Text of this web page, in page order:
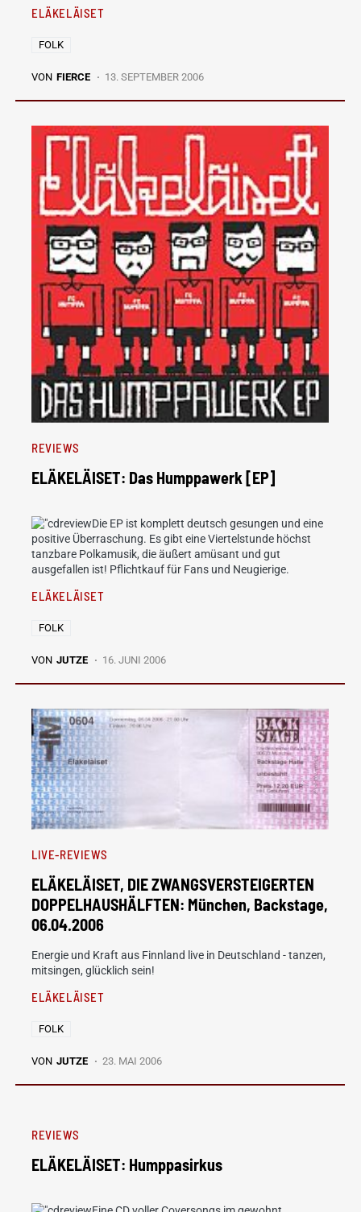
ELÄKELÄISET
FOLK
VON FIERCE 13. SEPTEMBER 2006
REVIEWS
ELÄKELÄISET: Das Humppawerk [EP]
Die EP ist komplett deutsch gesungen und eine
positive Überraschung. Es gibt eine Viertelstunde höchst
tanzbare Polkamusik, die äußert amüsant und gut
ausgefallen ist! Pflichtkauf für Fans und Neugierige.
ELÄKELÄISET
FOLK
VON JUTZE 16. JUNI 2006
LIVE-REVIEWS
ELÄKELÄISET, DIE ZWANGSVERSTEIGERTEN
DOPPELHAUSHÄLFTEN: München, Backstage,
06.04.2006
Energie und Kraft aus Finnland live in Deutschland - tanzen,
mitsingen, glücklich sein!
ELÄKELÄISET
FOLK
VON JUTZE 23. MAI 2006
REVIEWS
ELÄKELÄISET: Humppasirkus